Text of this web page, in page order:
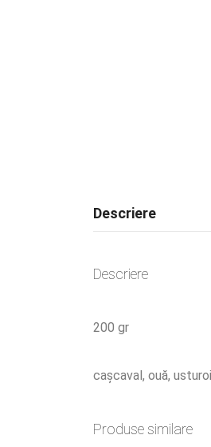
Descriere
Descriere
200 gr
cașcaval, ouă,
Produse similare